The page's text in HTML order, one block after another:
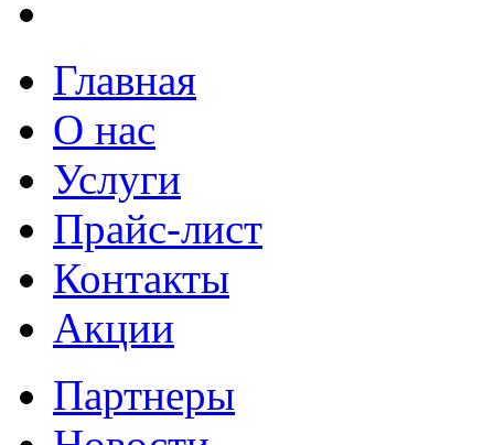
Главная
О нас
Услуги
Прайс-лист
Контакты
Акции
Партнеры